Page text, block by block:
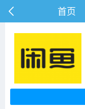
首页